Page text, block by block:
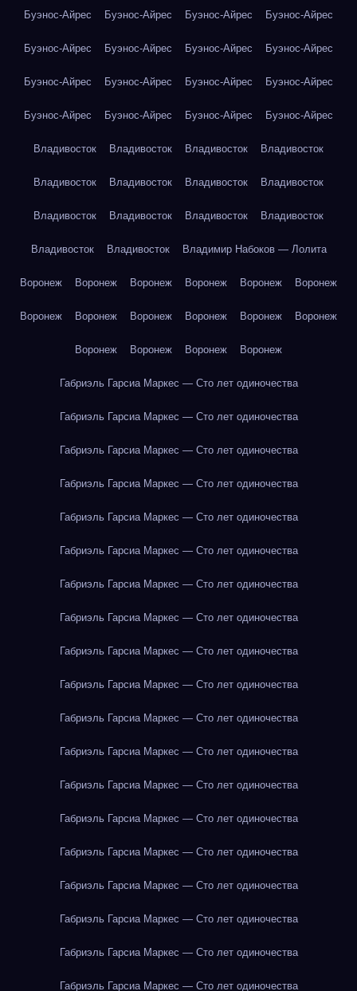
Буэнос-Айрес Буэнос-Айрес Буэнос-Айрес Буэнос-Айрес
Буэнос-Айрес Буэнос-Айрес Буэнос-Айрес Буэнос-Айрес
Буэнос-Айрес Буэнос-Айрес Буэнос-Айрес Буэнос-Айрес
Буэнос-Айрес Буэнос-Айрес Буэнос-Айрес Буэнос-Айрес
Владивосток Владивосток Владивосток Владивосток
Владивосток Владивосток Владивосток Владивосток
Владивосток Владивосток Владивосток Владивосток
Владивосток Владивосток Владимир Набоков — Лолита
Воронеж Воронеж Воронеж Воронеж Воронеж Воронеж
Воронеж Воронеж Воронеж Воронеж Воронеж Воронеж
Воронеж Воронеж Воронеж Воронеж
Габриэль Гарсиа Маркес — Сто лет одиночества
Габриэль Гарсиа Маркес — Сто лет одиночества
Габриэль Гарсиа Маркес — Сто лет одиночества
Габриэль Гарсиа Маркес — Сто лет одиночества
Габриэль Гарсиа Маркес — Сто лет одиночества
Габриэль Гарсиа Маркес — Сто лет одиночества
Габриэль Гарсиа Маркес — Сто лет одиночества
Габриэль Гарсиа Маркес — Сто лет одиночества
Габриэль Гарсиа Маркес — Сто лет одиночества
Габриэль Гарсиа Маркес — Сто лет одиночества
Габриэль Гарсиа Маркес — Сто лет одиночества
Габриэль Гарсиа Маркес — Сто лет одиночества
Габриэль Гарсиа Маркес — Сто лет одиночества
Габриэль Гарсиа Маркес — Сто лет одиночества
Габриэль Гарсиа Маркес — Сто лет одиночества
Габриэль Гарсиа Маркес — Сто лет одиночества
Габриэль Гарсиа Маркес — Сто лет одиночества
Габриэль Гарсиа Маркес — Сто лет одиночества
Габриэль Гарсиа Маркес — Сто лет одиночества